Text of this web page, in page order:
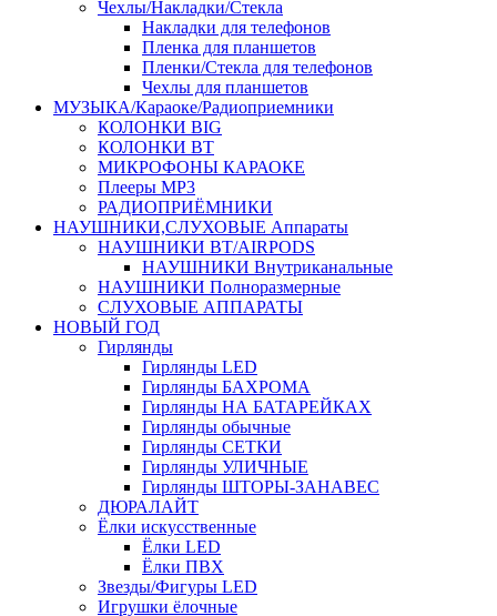
Чехлы/Накладки/Стекла
Накладки для телефонов
Пленка для планшетов
Пленки/Стекла для телефонов
Чехлы для планшетов
МУЗЫКА/Караоке/Радиоприемники
КОЛОНКИ BIG
КОЛОНКИ BT
МИКРОФОНЫ КАРАОКЕ
Плееры MP3
РАДИОПРИЁМНИКИ
НАУШНИКИ,СЛУХОВЫЕ Аппараты
НАУШНИКИ BT/AIRPODS
НАУШНИКИ Внутриканальные
НАУШНИКИ Полноразмерные
СЛУХОВЫЕ АППАРАТЫ
НОВЫЙ ГОД
Гирлянды
Гирлянды LED
Гирлянды БАХРОМА
Гирлянды НА БАТАРЕЙКАХ
Гирлянды обычные
Гирлянды СЕТКИ
Гирлянды УЛИЧНЫЕ
Гирлянды ШТОРЫ-ЗАНАВЕС
ДЮРАЛАЙТ
Ёлки искусственные
Ёлки LED
Ёлки ПВХ
Звезды/Фигуры LED
Игрушки ёлочные